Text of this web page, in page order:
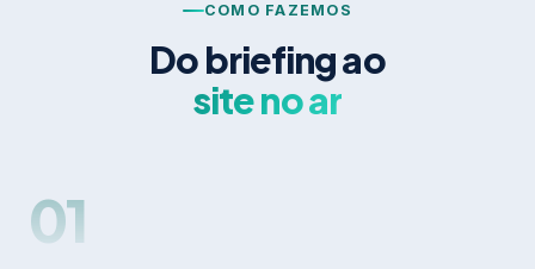
COMO FAZEMOS
Do briefing ao
site no ar
01